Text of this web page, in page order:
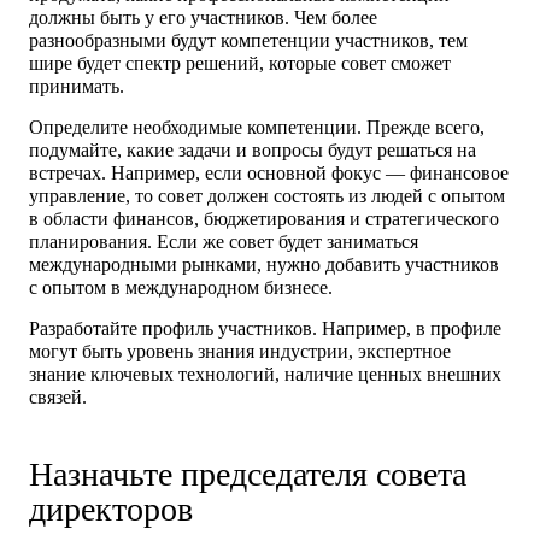
должны быть у его участников. Чем более
разнообразными будут компетенции участников, тем
шире будет спектр решений, которые совет сможет
принимать.
Определите необходимые компетенции. Прежде всего,
подумайте, какие задачи и вопросы будут решаться на
встречах. Например, если основной фокус — финансовое
управление, то совет должен состоять из людей с опытом
в области финансов, бюджетирования и стратегического
планирования. Если же совет будет заниматься
международными рынками, нужно добавить участников
с опытом в международном бизнесе.
Разработайте профиль участников. Например, в профиле
могут быть уровень знания индустрии, экспертное
знание ключевых технологий, наличие ценных внешних
связей.
Назначьте председателя совета
директоров